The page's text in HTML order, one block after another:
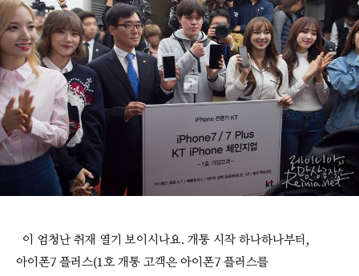
이 엄청난 취재 열기 보이시나요. 개통 시작 하나하나부터,
아이폰7 플러스(1호 개통 고객은 아이폰7 플러스를